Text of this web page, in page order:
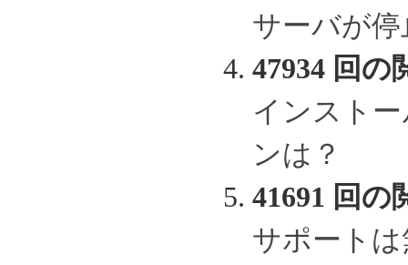
サーバが
47934 回の
インスト
ンは？
41691 回の
サポート